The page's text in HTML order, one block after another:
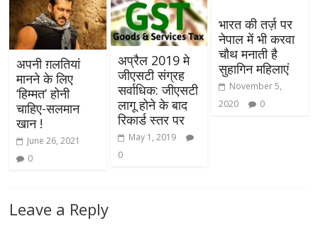
अपनी ग़लतियां
मानने के लिए
‘हिम्मत’ होनी
चाहिए-सलमान
खान !
June 26, 2021
0
अप्रैल 2019 मे
जीएसटी संग्रह
सर्वाधिक: जीएसटी
लागू होने के बाद
रिकार्ड स्‍तर पर
May 1, 2019
0
भारत की तर्ज़ पर
नेपाल में भी करवा
चौथ मनाती है
सुहागिन महिलाएं
November 5,
2020
0
Leave a Reply